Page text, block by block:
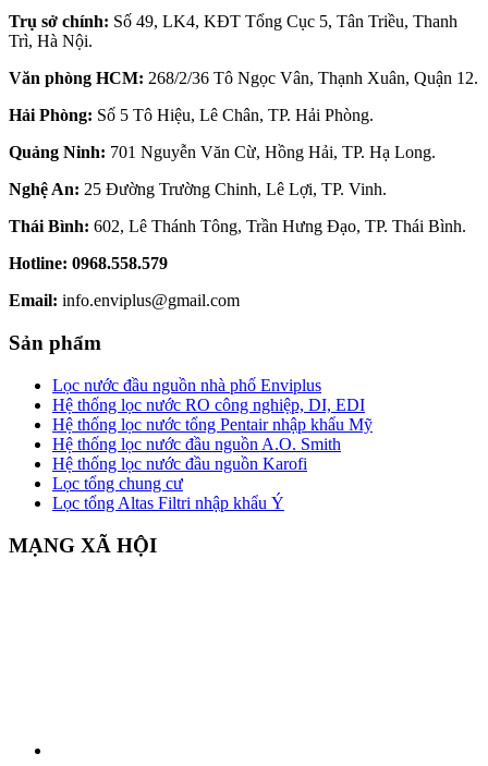
Trụ sở chính: Số 49, LK4, KĐT Tổng Cục 5, Tân Triều, Thanh
Trì, Hà Nội.
Văn phòng HCM: 268/2/36 Tô Ngọc Vân, Thạnh Xuân, Quận 12.
Hải Phòng: Số 5 Tô Hiệu, Lê Chân, TP. Hải Phòng.
Quảng Ninh: 701 Nguyễn Văn Cừ, Hồng Hải, TP. Hạ Long.
Nghệ An: 25 Đường Trường Chinh, Lê Lợi, TP. Vinh.
Thái Bình: 602, Lê Thánh Tông, Trần Hưng Đạo, TP. Thái Bình.
Hotline: 0968.558.579
Email: info.enviplus@gmail.com
Sản phẩm
Lọc nước đầu nguồn nhà phố Enviplus
Hệ thống lọc nước RO công nghiệp, DI, EDI
Hệ thống lọc nước tổng Pentair nhập khẩu Mỹ
Hệ thống lọc nước đầu nguồn A.O. Smith
Hệ thống lọc nước đầu nguồn Karofi
Lọc tổng chung cư
Lọc tổng Altas Filtri nhập khẩu Ý
MẠNG XÃ HỘI